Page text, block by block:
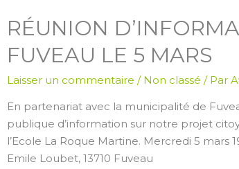
RÉUNION
FUVEAU LE 5 MARS
Laisser un commentaire / Non classé / Par
En partenariat avec la municipalité de
publique d’information sur notre projet
l’Ecole La Roque Martine. Mercredi 5 mars
Emile Loubet, 13710 Fuveau